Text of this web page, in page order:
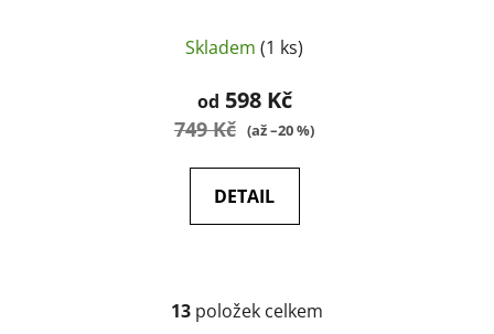
Skladem (1 ks)
od 598 Kč
749 Kč (až –20 %)
DETAIL
O
13 položek celkem